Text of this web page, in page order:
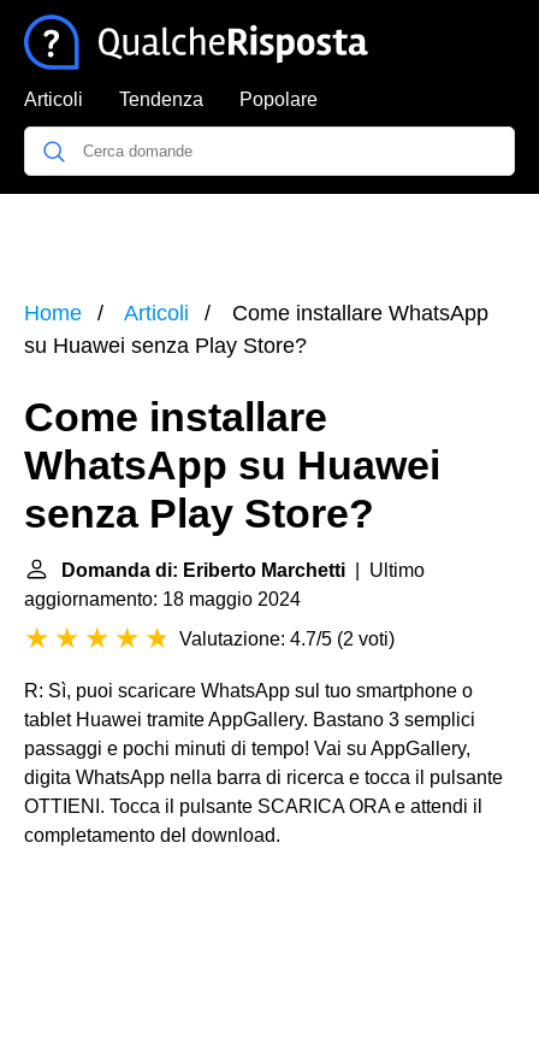
Articoli Tendenza Popolare
Home Articoli
Come installare WhatsApp
su Huawei senza Play Store?
Come installare
WhatsApp su Huawei
senza Play Store?
Domanda di: Eriberto Marchetti | Ultimo
aggiornamento: 18 maggio 2024
Valutazione: 4.7/5 (2 voti)
R: Sì, puoi scaricare WhatsApp sul tuo smartphone o
tablet Huawei tramite AppGallery. Bastano 3 semplici
passaggi e pochi minuti di tempo! Vai su AppGallery,
digita WhatsApp nella barra di ricerca e tocca il pulsante
OTTIENI. Tocca il pulsante SCARICA ORA e attendi il
completamento del download.